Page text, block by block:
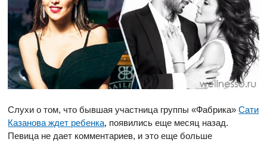
Слухи о том, что бывшая участница группы «Фабрика»Сати
Казанова ждет ребенка, появились еще месяц назад.
Певица не дает комментариев, и это еще больше